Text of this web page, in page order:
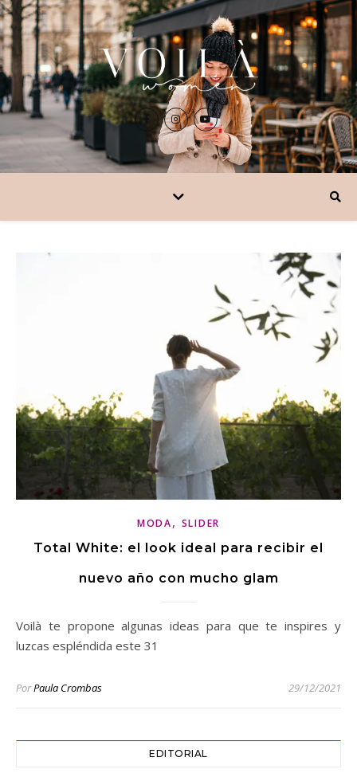
MODA, SLIDER
Total White: el look ideal para recibir el
nuevo año con mucho glam
Voilà te propone algunas ideas para que te inspires y
luzcas espléndida este 31
PorPaula Crombas 29/12/2021
EDITORIAL